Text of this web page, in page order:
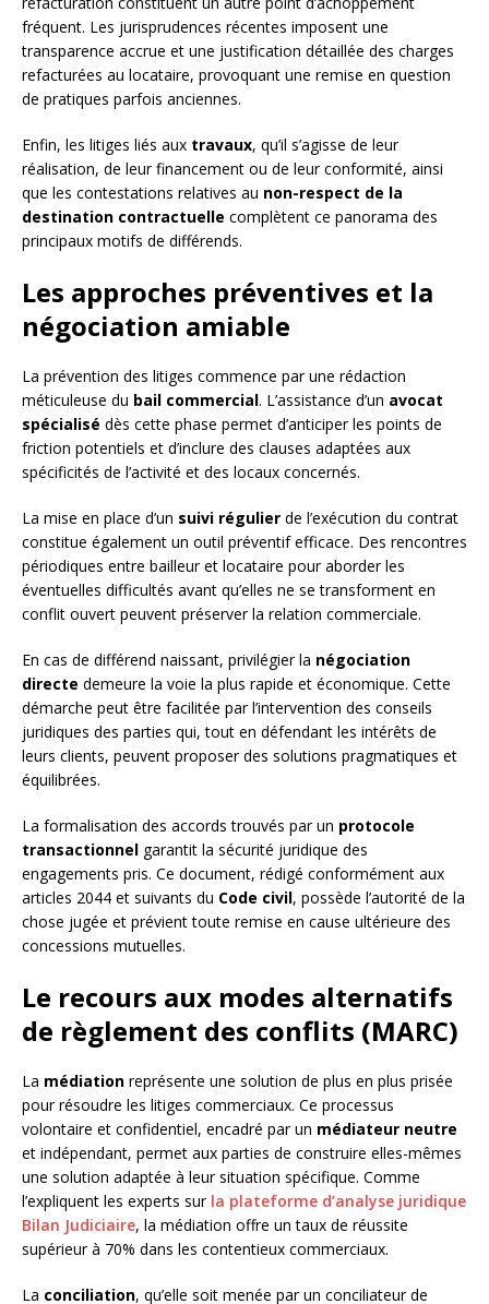
fréquent. Les jurisprudences récentes imposent une
transparence accrue et une justification détaillée des charges
refacturées au locataire, provoquant une remise en question
de pratiques parfois anciennes.
Enfin, les litiges liés aux travaux, qu’il s’agisse de leur
réalisation, de leur financement ou de leur conformité, ainsi
que les contestations relatives au non-respect de la
destination contractuelle complètent ce panorama des
principaux motifs de différends.
Les approches préventives et la
négociation amiable
La prévention des litiges commence par une rédaction
méticuleuse du bail commercial. L’assistance d’un avocat
spécialisé dès cette phase permet d’anticiper les points de
friction potentiels et d’inclure des clauses adaptées aux
spécificités de l’activité et des locaux concernés.
La mise en place d’un suivi régulier de l’exécution du contrat
constitue également un outil préventif efficace. Des rencontres
périodiques entre bailleur et locataire pour aborder les
éventuelles difficultés avant qu’elles ne se transforment en
conflit ouvert peuvent préserver la relation commerciale.
En cas de différend naissant, privilégier la négociation
directe demeure la voie la plus rapide et économique. Cette
démarche peut être facilitée par l’intervention des conseils
juridiques des parties qui, tout en défendant les intérêts de
leurs clients, peuvent proposer des solutions pragmatiques et
équilibrées.
La formalisation des accords trouvés par un protocole
transactionnel garantit la sécurité juridique des
engagements pris. Ce document, rédigé conformément aux
articles 2044 et suivants du Code civil, possède l’autorité de la
chose jugée et prévient toute remise en cause ultérieure des
concessions mutuelles.
Le recours aux modes alternatifs
de règlement des conflits (MARC)
La médiation représente une solution de plus en plus prisée
pour résoudre les litiges commerciaux. Ce processus
volontaire et confidentiel, encadré par un médiateur neutre
et indépendant, permet aux parties de construire elles-mêmes
une solution adaptée à leur situation spécifique. Comme
l’expliquent les experts sur la plateforme d’analyse juridique
Bilan Judiciaire, la médiation offre un taux de réussite
supérieur à 70% dans les contentieux commerciaux.
La conciliation, qu’elle soit menée par un conciliateur de